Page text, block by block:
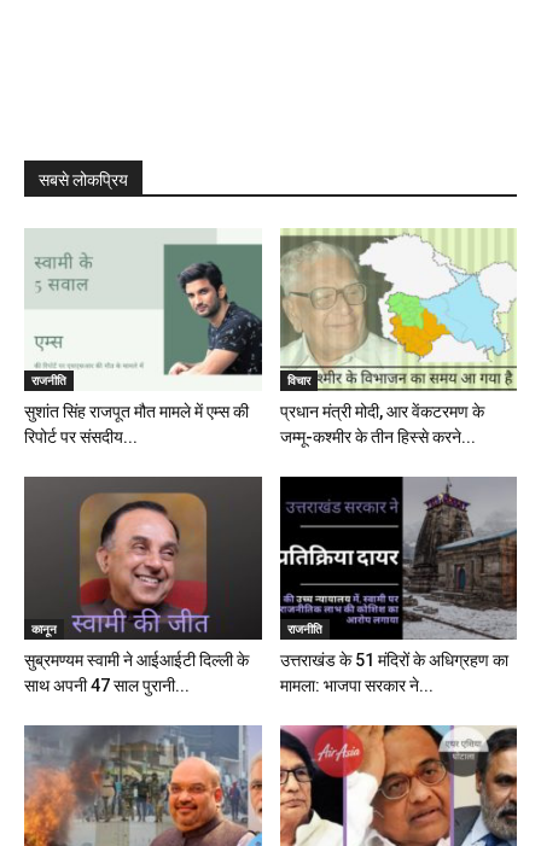
सबसे लोकप्रिय
राजनीति
सुशांत सिंह राजपूत मौत मामले में एम्स की
रिपोर्ट पर संसदीय...
विचार
प्रधान मंत्री मोदी, आर वेंकटरमण के
जम्मू-कश्मीर के तीन हिस्से करने...
कानून
सुब्रमण्यम स्वामी ने आईआईटी दिल्ली के
साथ अपनी 47 साल पुरानी...
राजनीति
उत्तराखंड के 51 मंदिरों के अधिग्रहण का
मामला: भाजपा सरकार ने...